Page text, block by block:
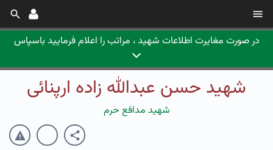
در صورت مغایرت اطلاعات شهید ، مراتب را اعلام فرمایید باسپاس
شهید حسن عبدالله زاده ارپنائی
شهید مدافع حرم